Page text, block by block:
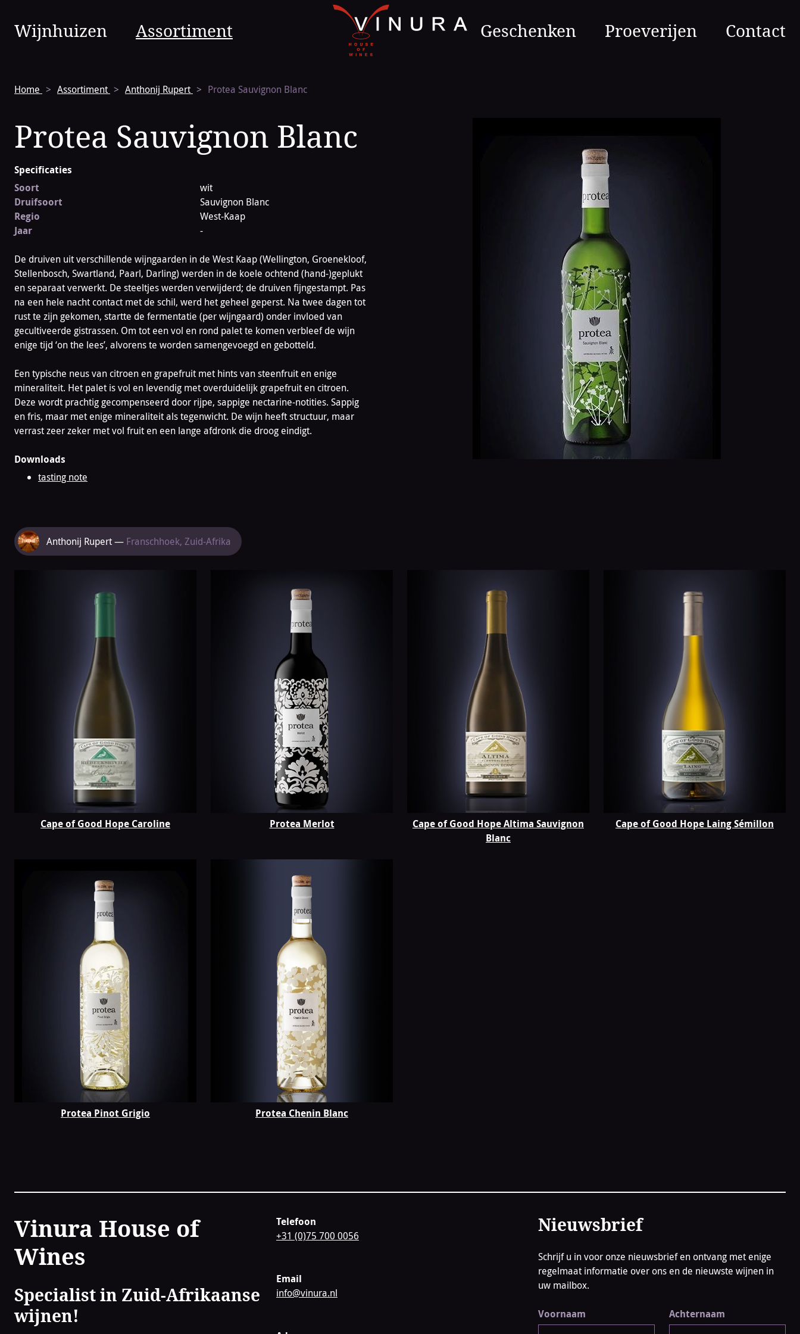
Vinura
Navigatie
Wijnhuizen Assortiment
homepage
Geschenken Proeverijen Contact
Home Assortiment Anthonij Rupert Protea Sauvignon Blanc
Protea Sauvignon Blanc
Specificaties
Soort
wit
Druifsoort
Sauvignon Blanc
Regio
West-Kaap
Jaar
-
De druiven uit verschillende wijngaarden in de West Kaap (Wellington, Groenekloof,
Stellenbosch, Swartland, Paarl, Darling) werden in de koele ochtend (hand-)geplukt
en separaat verwerkt. De steeltjes werden verwijderd; de druiven fijngestampt. Pas
na een hele nacht contact met de schil, werd het geheel geperst. Na twee dagen tot
rust te zijn gekomen, startte de fermentatie (per wijngaard) onder invloed van
gecultiveerde gistrassen. Om tot een vol en rond palet te komen verbleef de wijn
enige tijd ‘on the lees’, alvorens te worden samengevoegd en gebotteld.
Een typische neus van citroen en grapefruit met hints van steenfruit en enige
mineraliteit. Het palet is vol en levendig met overduidelijk grapefruit en citroen.
Deze wordt prachtig gecompenseerd door rijpe, sappige nectarine-notities. Sappig
en fris, maar met enige mineraliteit als tegenwicht. De wijn heeft structuur, maar
verrast zeer zeker met vol fruit en een lange afdronk die droog eindigt.
Downloads
tasting note
Meer
Anthonij
Anthonij Rupert — Franschhoek, Zuid-Afrika
Cape of Good Hope Caroline Protea Merlot
Cape of Good Hope Altima Sauvignon
Blanc
Cape of Good Hope Laing Sémillon
Protea Pinot Grigio Protea Chenin Blanc
Contact
Vinura House of
Wines
Specialist in Zuid-Afrikaanse
wijnen!
Telefoon
+31 (0)75 700 0056
Email
info@vinura.nl
Nieuwsbrief
Schrijf u in voor onze nieuwsbrief en ontvang met enige
regelmaat informatie over ons en de nieuwste wijnen in
uw mailbox.
Voornaam Achternaam